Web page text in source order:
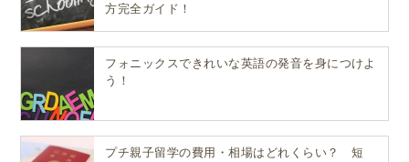
When you cuddle me at night.
ママが夜抱っこしてくれたとき！
When you stop doing the dishes and play with me.
ママがお皿を洗うのをやめて一緒に遊んでくれたとき！
方完全ガイド！
フォニックスできれいな英語の発音を身につけよ
う！
プチ親子留学の費用・相場はどれくらい？ 短